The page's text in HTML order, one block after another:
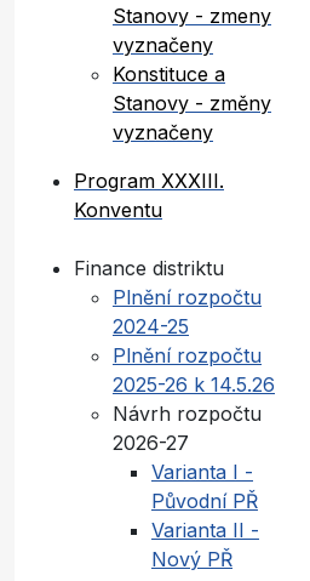
Stanovy - zmeny
vyznačeny
Konstituce a
Stanovy - změny
vyznačeny
Program XXXIII.
Konventu
Finance distriktu
Plnění rozpočtu
2024-25
Plnění rozpočtu
2025-26 k 14.5.26
Návrh rozpočtu
2026-27
Varianta I -
Původní PŘ
Varianta II -
Nový PŘ